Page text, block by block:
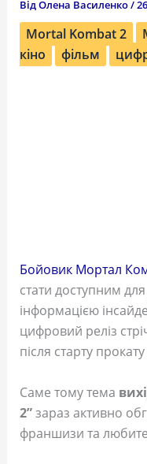
ВідОлена Василенко/
Mortal Kombat 2
кіно
фільм
Бойовик Мортал
стати доступним
інформацією
цифровий реліз
після старту
Саме тому тема
2”зараз активно
франшизи та